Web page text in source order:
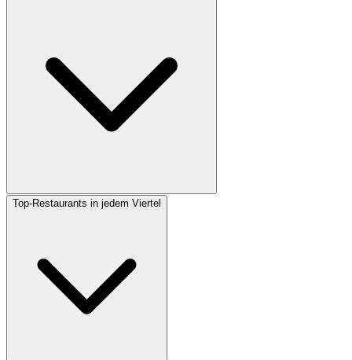
Top-Restaurants in jedem Viertel